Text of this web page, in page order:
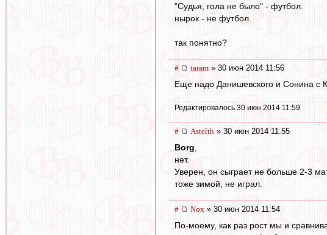
"Судья, гола не было" - футбол.
нырок - не футбол.
так понятно?
# taram » 30 июн 2014 11:56
Еще надо Данишевского и Сонина с
Редактировалось 30 июн 2014 11:59
# Astelth » 30 июн 2014 11:55
Borg
нет.
Уверен, он сыграет не больше 2-3
тоже зимой, не играл.
# Nox » 30 июн 2014 11:54
По-моему, как раз рост мы и